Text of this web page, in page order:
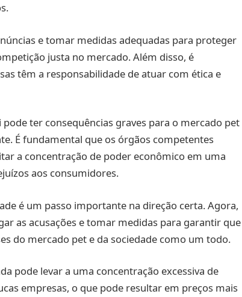
e tomar medidas adequadas para proteger
justa no mercado. Além disso, é
têm a responsabilidade de atuar com ética e
pode ter consequências graves para o mercado pet
É fundamental que os órgãos competentes
a concentração de poder econômico em uma
aos consumidores.
é um passo importante na direção certa. Agora,
as acusações e tomar medidas para garantir que
do mercado pet e da sociedade como um todo.
pode levar a uma concentração excessiva de
empresas, o que pode resultar em preços mais